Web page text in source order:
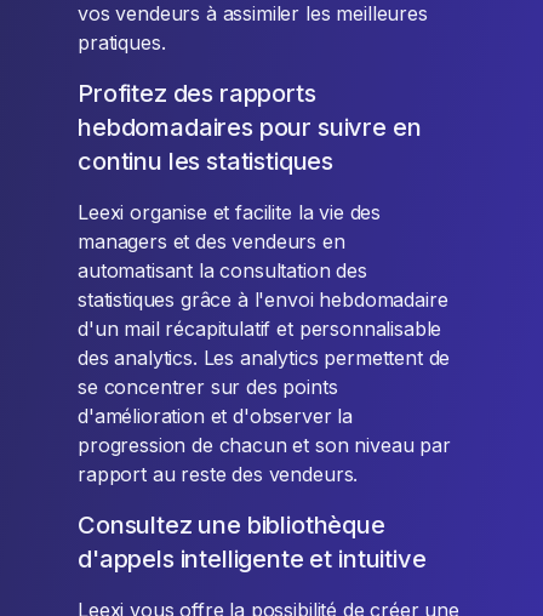
vos vendeurs à assimiler les meilleures
pratiques.
Profitez des rapports
hebdomadaires pour suivre en
continu les statistiques
Leexi organise et facilite la vie des
managers et des vendeurs en
automatisant la consultation des
statistiques grâce à l'envoi hebdomadaire
d'un mail récapitulatif et personnalisable
des analytics. Les analytics permettent de
se concentrer sur des points
d'amélioration et d'observer la
progression de chacun et son niveau par
rapport au reste des vendeurs.
Consultez une bibliothèque
d'appels intelligente et intuitive
Leexi vous offre la possibilité de créer une